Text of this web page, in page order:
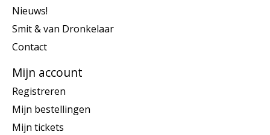
Nieuws!
Smit & van Dronkelaar
Contact
Mijn account
Registreren
Mijn bestellingen
Mijn tickets